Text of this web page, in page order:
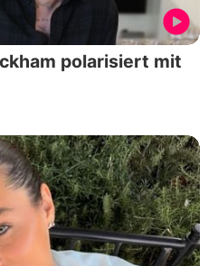
polarisiert mit